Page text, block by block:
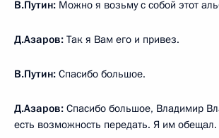
В.Путин: Можно я возьму с собой этот
Д.Азаров: Так я Вам его и привез.
В.Путин: Спасибо большое.
Д.Азаров: Спасибо большое, Владимир
есть возможность передать. Я им обещал.